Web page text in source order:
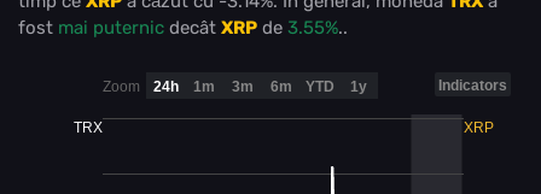
fost mai puternic decât XRP de 3.55%..
Indicators
TRX XRP
Zoom 24h 1m 3m 6m YTD 1y